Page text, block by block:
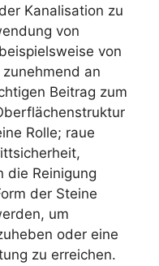
Kanalisation zu
von
von
an
Beitrag zum
Rolle; raue
die Reinigung
der Steine
um
oder eine
zu erreichen.